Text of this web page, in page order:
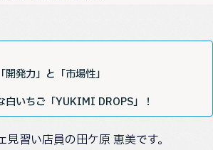
発力」と「市場性」
白いちご「YUKIMI DROPS」！
習い店員の田ケ原 恵美です。